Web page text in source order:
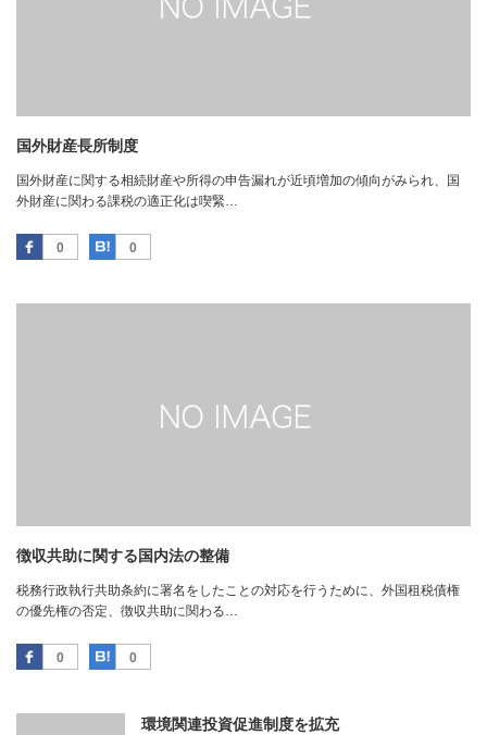
国外財産長所制度
国外財産に関する相続財産や所得の申告漏れが近頃増加の傾向がみられ、国
外財産に関わる課税の適正化は喫緊…
0
Facebook 0
はてなブックマーク
徴収共助に関する国内法の整備
税務行政執行共助条約に署名をしたことの対応を行うために、外国租税債権
の優先権の否定、徴収共助に関わる…
0
Facebook 0
はてなブックマーク
環境関連投資促進制度を拡充